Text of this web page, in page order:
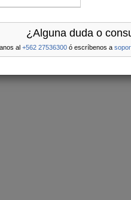
¿Alguna duda o
al +562 27536300 ó escríbenos a